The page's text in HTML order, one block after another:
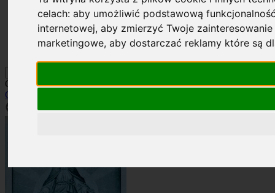
celach:aby umożliwić podstawową
internetowej,aby zmierzyć Twoje
marketingowe,aby dostarczać reklamy które są
Okładki
Prenumerata
Kontakt
Okładka: RN 5/1935
Okładki